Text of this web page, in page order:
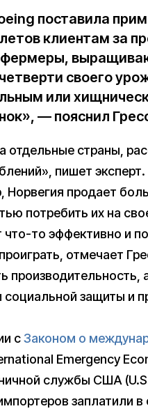
поставила
клиентам за
фермеры,
своего
или
— пояснил
страны,
пишет
Норвегия продает
потребить их на
что-то эффективно и
отмечает
производительность,
социальной защиты и
сЗаконом о
Emergency
службы США
заплатили